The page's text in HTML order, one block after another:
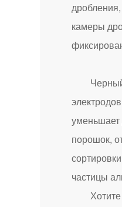
камеры
Черный
порошок,
частицы